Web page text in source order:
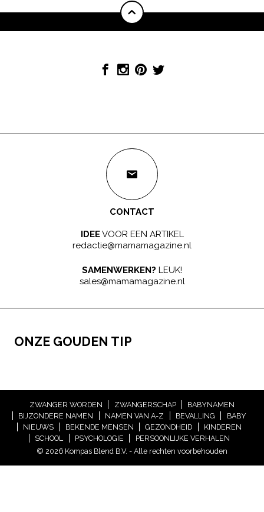
CONTACT
IDEEVOOR EEN ARTIKEL
redactie@mamamagazine.nl
SAMENWERKEN? LEUK!
sales@mamamagazine.nl
ONZE GOUDEN TIP
ZWANGER WORDEN ZWANGERSCHAP
BABYNAMEN
BIJZONDERE NAMEN
NAMEN VAN A-Z BEVALLING
BABY
NIEUWS
BEKENDE MENSEN GEZONDHEID
KINDEREN
SCHOOL
PSYCHOLOGIE
PERSOONLIJKE VERHALEN
© 2026 Kompas Blend B.V. - Alle rechten voorbehouden